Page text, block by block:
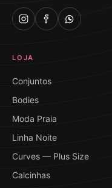
LOJA
Conjuntos
Bodies
Moda Praia
Linha Noite
Curves — Plus Size
Calcinhas